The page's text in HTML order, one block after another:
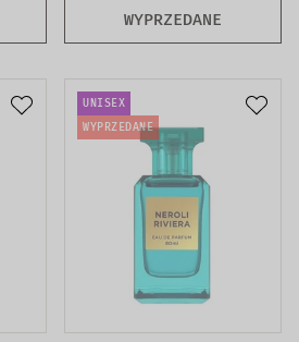
WYPRZEDANE
UNISEX
WYPRZEDANE